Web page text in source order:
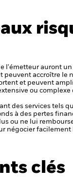
l'émetteur auront
peuvent accroître le
et peuvent
ou
des services tels
à des pertes
ou ne lui
négocier
clés